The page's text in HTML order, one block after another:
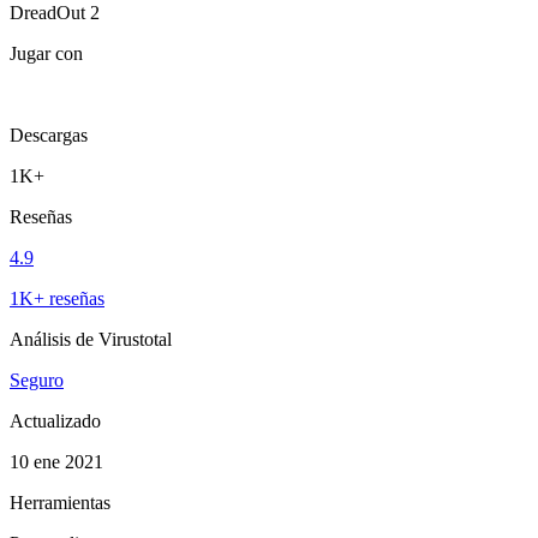
DreadOut 2
Jugar con
Descargas
1K+
Reseñas
4.9
1K+ reseñas
Análisis de Virustotal
Seguro
Actualizado
10 ene 2021
Herramientas